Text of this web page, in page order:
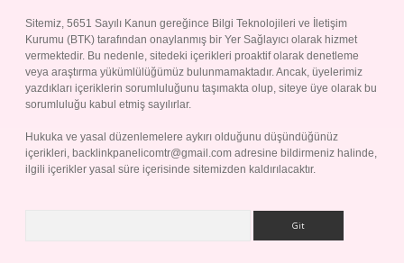
Sitemiz, 5651 Sayılı Kanun gereğince Bilgi Teknolojileri ve İletişim
Kurumu (BTK) tarafından onaylanmış bir Yer Sağlayıcı olarak hizmet
vermektedir. Bu nedenle, sitedeki içerikleri proaktif olarak denetleme
veya araştırma yükümlülüğümüz bulunmamaktadır. Ancak, üyelerimiz
yazdıkları içeriklerin sorumluluğunu taşımakta olup, siteye üye olarak bu
sorumluluğu kabul etmiş sayılırlar.
Hukuka ve yasal düzenlemelere aykırı olduğunu düşündüğünüz
içerikleri, backlinkpanelicomtr@gmail.com adresine bildirmeniz halinde,
ilgili içerikler yasal süre içerisinde sitemizden kaldırılacaktır.